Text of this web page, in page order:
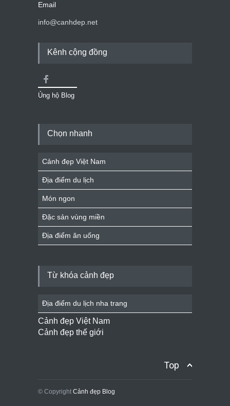
Email
info@canhdep.net
Kênh cộng đồng
Ủng hộ Blog
Chọn nhanh
Cảnh đẹp Việt Nam
Địa điểm du lịch
Món ngon
Đặc sản vùng miền
Địa điểm ăn uống
Từ khóa cảnh đẹp
Địa điểm du lịch nha trang
Cảnh đẹp Việt Nam
Cảnh đẹp thế giới
Top
© Copyright Cảnh đẹp Blog